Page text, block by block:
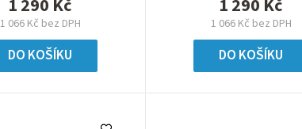
1 066 Kč bez DPH
1 290 Kč
DO KOŠÍKU
1 066 Kč bez DPH
1 290 Kč
DO KOŠÍKU